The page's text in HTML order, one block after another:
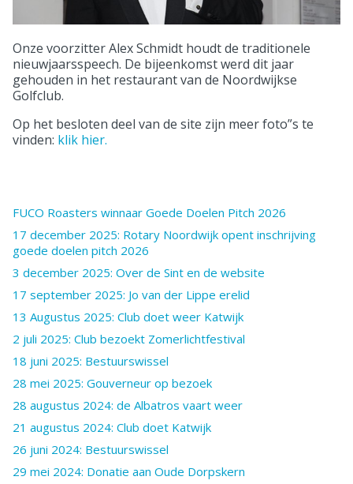
Onze voorzitter Alex Schmidt houdt de traditionele
nieuwjaarsspeech. De bijeenkomst werd dit jaar
gehouden in het restaurant van de Noordwijkse
Golfclub.
Op het besloten deel van de site zijn meer foto”s te
vinden: klik hier.
FUCO Roasters winnaar Goede Doelen Pitch 2026
17 december 2025: Rotary Noordwijk opent inschrijving
goede doelen pitch 2026
3 december 2025: Over de Sint en de website
17 september 2025: Jo van der Lippe erelid
13 Augustus 2025: Club doet weer Katwijk
2 juli 2025: Club bezoekt Zomerlichtfestival
18 juni 2025: Bestuurswissel
28 mei 2025: Gouverneur op bezoek
28 augustus 2024: de Albatros vaart weer
21 augustus 2024: Club doet Katwijk
26 juni 2024: Bestuurswissel
29 mei 2024: Donatie aan Oude Dorpskern